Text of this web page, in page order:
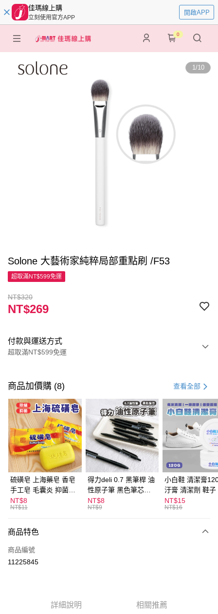
佳瑪線上購
立刻使用官方APP
開啟APP
0
1/10
Solone 大藝術家純粹局部重點刷 /F53
超取滿NT$599免運
NT$320
NT$269
付款與運送方式
超取滿NT$599免運
信用卡一次付款
超商取貨付款
LINE Pay
Apple Pay
街口支付
悠遊付
ATM付款
全家取貨付款
每筆NT$60，滿NT$599(含以上)免運費
付款後全家取貨
每筆NT$60，滿NT$599(含以上)免運費
商品加價購 (8) 查看全部
硫磺皂 上海藥皂 香皂
手工皂 毛囊炎 抑菌除
蟎 清潔護膚 去油去痘
寵物皮膚病 狗狗貓咪
NT$8
NT$11
得力deli 0.7 黑筆桿 油
性原子筆 黑色筆芯
S304
NT$8
NT$9
小白鞋 清潔膏
汙膏 清潔劑 鞋子
漬 白皮鞋 鞋油
NT$15
NT$16
商品特色
商品編號
11225845
詳細說明 相關推薦